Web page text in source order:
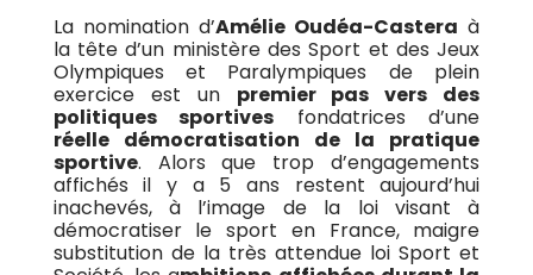
La nomination d’Amélie Oudéa-Castera à
la tête d’un ministère des Sport et des Jeux
Olympiques et Paralympiques de plein
exercice est un premier pas vers des
politiques sportives fondatrices d’une
réelle démocratisation de la pratique
sportive. Alors que trop d’engagements
affichés il y a 5 ans restent aujourd’hui
inachevés, à l’image de la loi visant à
démocratiser le sport en France, maigre
substitution de la très attendue loi Sport et